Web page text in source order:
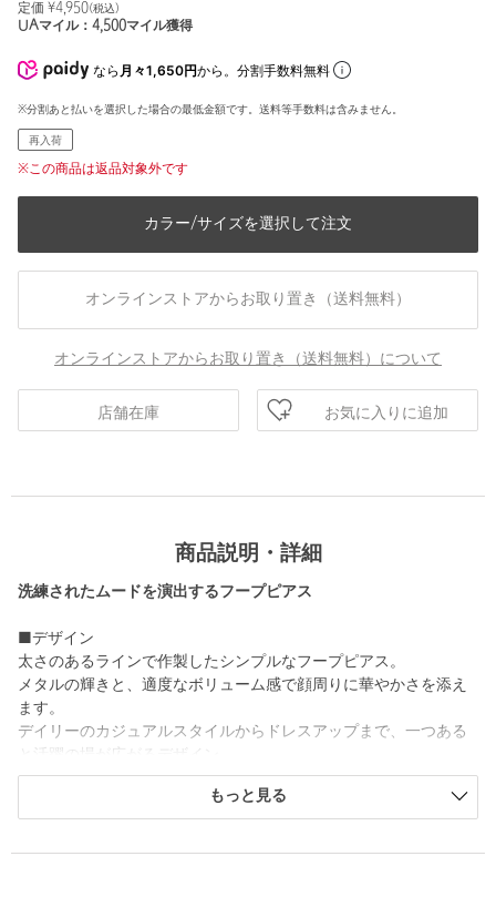
定価 ¥4,950(税込)
UAマイル： 4,500マイル獲得
なら 月々1,650円から。分割手数料無料
※分割あと払いを選択した場合の最低金額です。送料等手数料は含みません。
再入荷
※この商品は返品対象外です
カラー/サイズを選択して注文
オンラインストアからお取り置き（送料無料）
オンラインストアからお取り置き（送料無料）について
店舗在庫 お気に入りに追加
商品説明・詳細
洗練されたムードを演出するフープピアス
■デザイン
太さのあるラインで作製したシンプルなフープピアス。
メタルの輝きと、適度なボリューム感で顔周りに華やかさを添え
ます。
デイリーのカジュアルスタイルからドレスアップまで、一つある
シーズンレスで飽きの来ないアイテムは、ギフトとしてもおすす
■コーディネート
もっと見る